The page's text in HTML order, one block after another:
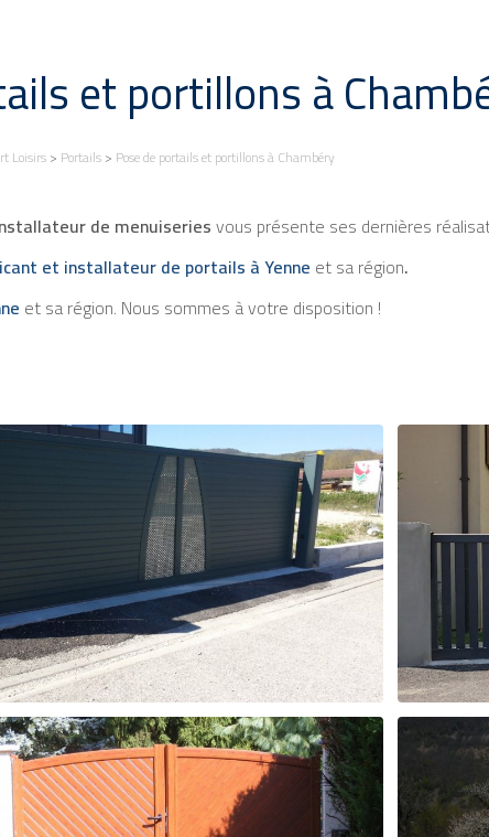
et portillons à
Loisirs> Portails> Pose de portails et portillons à Chambéry
de menuiseriesvous présente ses dernières
et installateur de portails à Yenne et sa région.
et sa région. Nous sommes à votre disposition !